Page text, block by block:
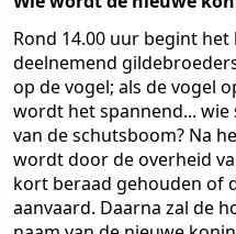
Rond 14.00 uur begint
deelnemend
op de vogel; als de vogel
wordt het spannend...
van de schutsboom? Na
wordt door de overheid
kort beraad gehouden of
aanvaard. Daarna zal de